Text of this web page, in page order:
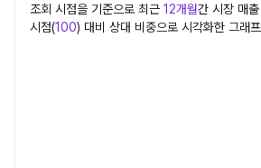
조회 시점을 기준으로 최근 12개월간 시장 매
시점(100) 대비 상대 비중으로 시각화한 그래